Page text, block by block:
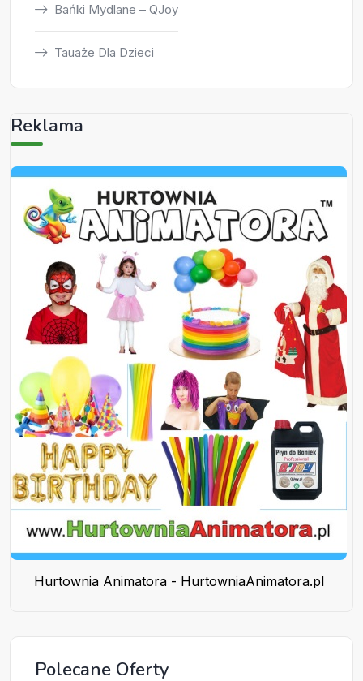
Bańki Mydlane – QJoy
Tauaże Dla Dzieci
Reklama
Hurtownia Animatora - HurtowniaAnimatora.pl
Polecane Oferty